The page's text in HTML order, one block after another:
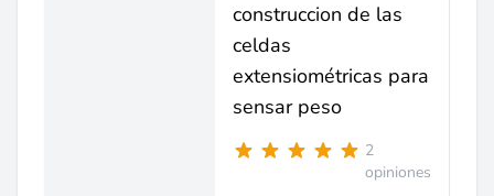
construccion de las
celdas
extensiométricas para
sensar peso
2
opiniones